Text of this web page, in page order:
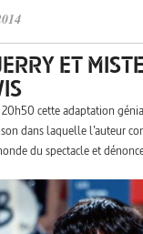
ET
20h50 cette adaptation
dans laquelle l’auteur
du spectacle et